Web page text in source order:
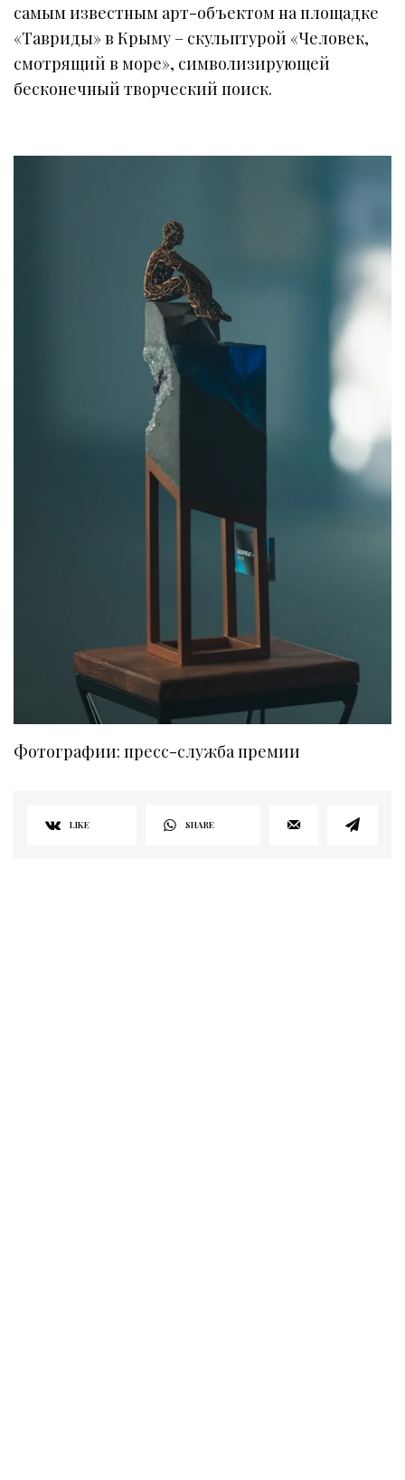
самым известным арт-объектом на площадке
«Тавриды» в Крыму – скульптурой «Человек,
смотрящий в море», символизирующей
бесконечный творческий поиск.
Фотографии: пресс-служба премии
LIKE SHARE